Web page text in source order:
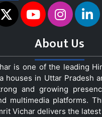
About Us
is one of the leading
houses in Uttar Pradesh
and growing
multimedia platforms.
Vichar delivers the